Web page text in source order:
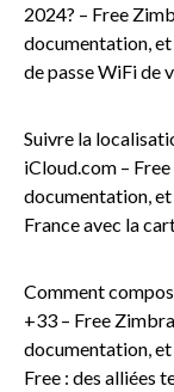
2024? – Free
documentation,
de passe WiFi de
Suivre la
iCloud.com –
documentation,
France avec la
Comment
+33 – Free
documentation,
Free : des alliées